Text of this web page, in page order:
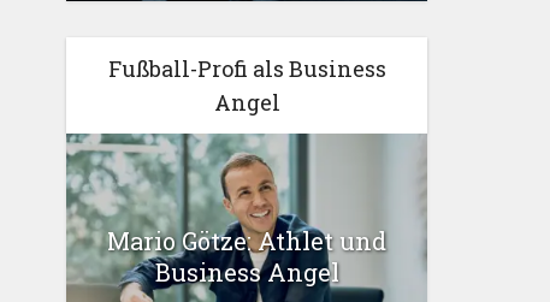
Fußball-Profi als Business
Angel
Mario Götze: Athlet und
Business Angel